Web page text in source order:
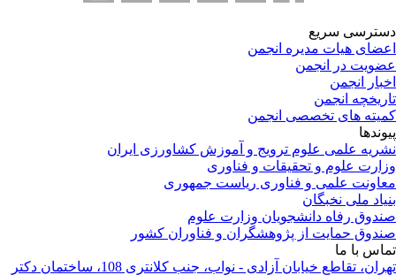
سریع
هیات مدیره انجمن
در انجمن
انجمن
انجمن
های تخصصی انجمن
علمی علوم ترویج و آموزش کشاورزی ایران
علوم و تحقیقات و فناوری
علمی و فناوری ریاست جمهوری
ملی نخبگان
رفاه دانشجویان وزارت علوم
حمایت از پژوهشگران و فناوران کشور
با ما
تهران، تقاطع خیابان آزادی - نواب، جنب کلانتری 108، ساختمان دکتر